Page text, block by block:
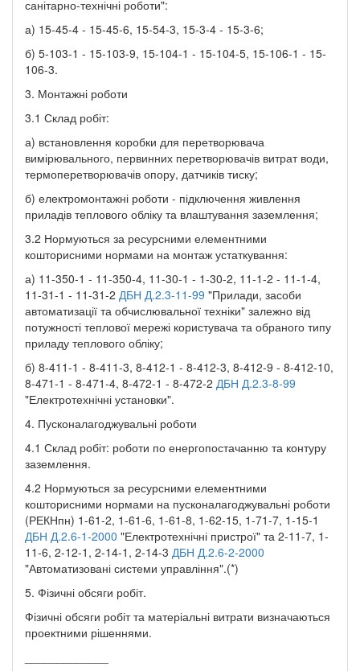
санітарно-технічні роботи":
а) 15-45-4 - 15-45-6, 15-54-3, 15-3-4 - 15-3-6;
б) 5-103-1 - 15-103-9, 15-104-1 - 15-104-5, 15-106-1 - 15-
106-3.
3. Монтажні роботи
3.1 Склад робіт:
а) встановлення коробки для перетворювача
вимірювального, первинних перетворювачів витрат води,
термоперетворювачів опору, датчиків тиску;
б) електромонтажні роботи - підключення живлення
приладів теплового обліку та влаштування заземлення;
3.2 Нормуються за ресурсними елементними
кошторисними нормами на монтаж устаткування:
а) 11-350-1 - 11-350-4, 11-30-1 - 1-30-2, 11-1-2 - 11-1-4,
11-31-1 - 11-31-2 ДБН Д.2.3-11-99 "Прилади, засоби
автоматизації та обчислювальної техніки" залежно від
потужності теплової мережі користувача та обраного типу
приладу теплового обліку;
б) 8-411-1 - 8-411-3, 8-412-1 - 8-412-3, 8-412-9 - 8-412-10,
8-471-1 - 8-471-4, 8-472-1 - 8-472-2 ДБН Д.2.3-8-99
"Електротехнічні установки".
4. Пусконалагоджувальні роботи
4.1 Склад робіт: роботи по енергопостачанню та контуру
заземлення.
4.2 Нормуються за ресурсними елементними
кошторисними нормами на пусконалагоджувальні роботи
(РЕКНпн) 1-61-2, 1-61-6, 1-61-8, 1-62-15, 1-71-7, 1-15-1
ДБН Д.2.6-1-2000 "Електротехнічні пристрої" та 2-11-7, 1-
11-6, 2-12-1, 2-14-1, 2-14-3 ДБН Д.2.6-2-2000
"Автоматизовані системи управління".(*)
5. Фізичні обсяги робіт.
Фізичні обсяги робіт та матеріальні витрати визначаються
проектними рішеннями.